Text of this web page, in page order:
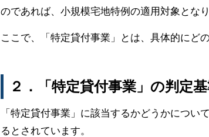
のであれば、小規模宅地特例の適用対象とな
ここで、「特定貸付事業」とは、具体的にど
２．「特定貸付事業」の判定
「特定貸付事業」に該当するかどうかにつ
るとされています。